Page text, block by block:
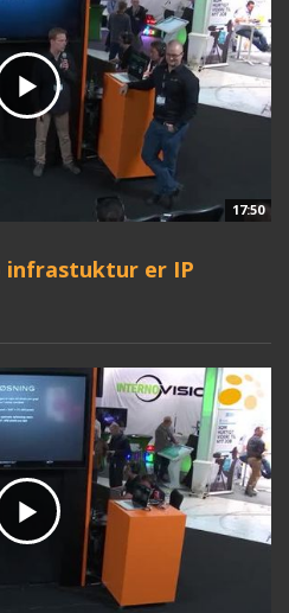
17:50
infrastuktur er IP